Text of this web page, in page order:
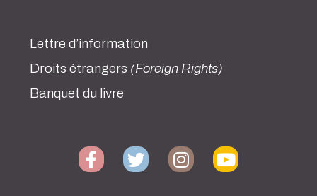
Lettre d’information
Droits étrangers (Foreign Rights)
Banquet du livre